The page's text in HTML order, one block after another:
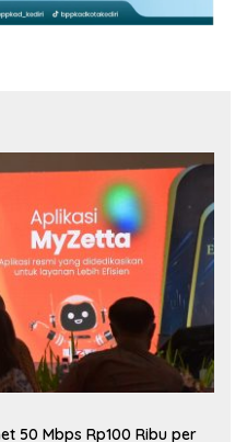
50 Mbps Rp100 Ribu per